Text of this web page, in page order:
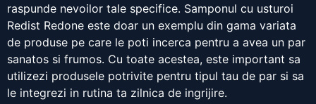
raspunde nevoilor tale specifice. Samponul cu usturoi
Redist Redone este doar un exemplu din gama variata
de produse pe care le poti incerca pentru a avea un par
sanatos si frumos. Cu toate acestea, este important sa
utilizezi produsele potrivite pentru tipul tau de par si sa
le integrezi in rutina ta zilnica de ingrijire.